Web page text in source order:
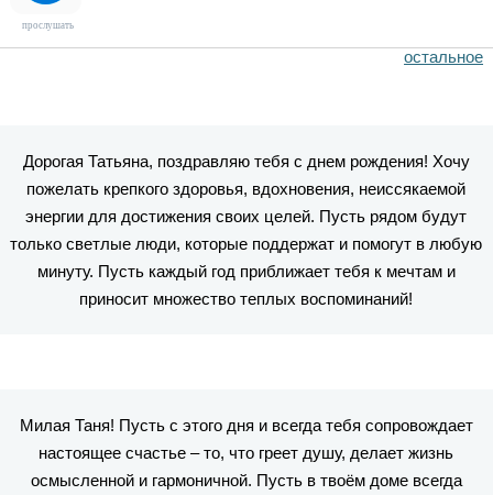
прослушать
остальное
Дорогая Татьяна, поздравляю тебя с днем рождения! Хочу
пожелать крепкого здоровья, вдохновения, неиссякаемой
энергии для достижения своих целей. Пусть рядом будут
только светлые люди, которые поддержат и помогут в любую
минуту. Пусть каждый год приближает тебя к мечтам и
приносит множество теплых воспоминаний!
Милая Таня! Пусть с этого дня и всегда тебя сопровождает
настоящее счастье – то, что греет душу, делает жизнь
осмысленной и гармоничной. Пусть в твоём доме всегда